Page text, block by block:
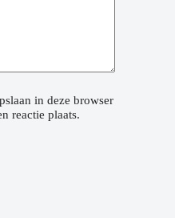
in deze browser
reactie plaats.